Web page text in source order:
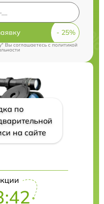
Вы соглашаетесь cполитикой
по
на сайте